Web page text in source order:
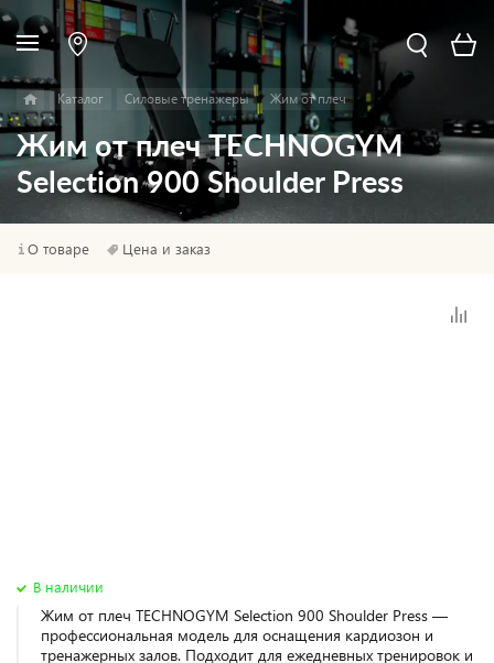
Каталог Силовые тренажеры Жим от плеч
Жим от плеч TECHNOGYM
Selection 900 Shoulder Press
О товаре Цена и заказ
В наличии
Жим от плеч TECHNOGYM Selection 900 Shoulder Press —
профессиональная модель для оснащения кардиозон и
тренажерных залов. Подходит для ежедневных тренировок и